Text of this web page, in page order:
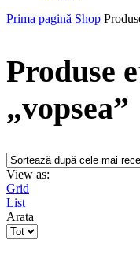
Prima pagină Shop
Produse
„vopsea”
View as:
Grid
List
Arata
Products